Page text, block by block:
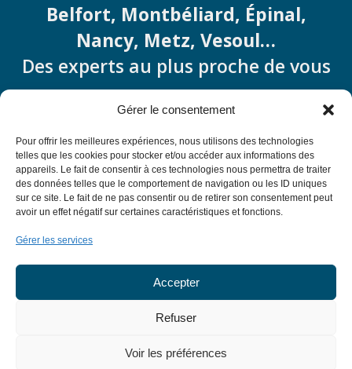
Gérer le consentement
Pour offrir les meilleures expériences, nous utilisons des technologies
telles que les cookies pour stocker et/ou accéder aux informations des
appareils. Le fait de consentir à ces technologies nous permettra de traiter
des données telles que le comportement de navigation ou les ID uniques
sur ce site. Le fait de ne pas consentir ou de retirer son consentement peut
avoir un effet négatif sur certaines caractéristiques et fonctions.
Gérer les services
Accepter
Refuser
Voir les préférences
Belfort, Montbéliard, Épinal,
Nancy, Metz, Vesoul…
Des experts au plus proche de vous